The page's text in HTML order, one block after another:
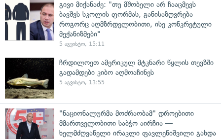
გივი მიქანაძე: "თუ მშობელი არ ჩააცმევს
ბავშვს სკოლის ფორმას, განისაზღვრება
როგორც აღმზრდელობითი, ისე კონკრეტული
მექანიზმები"
5 აგვისტო, 15:11
ჩრდილოეთ ამერიკულ მტკნარი წყლის თევზში
გადამდები კიბო აღმოაჩინეს
5 აგვისტო, 13:55
"ნაციონალურმა მოძრაობამ" დროებითი
მმართველობითი საბჭო აირჩია —
ხელმძღვანელი ირაკლი ფავლენიშვილი გახდა